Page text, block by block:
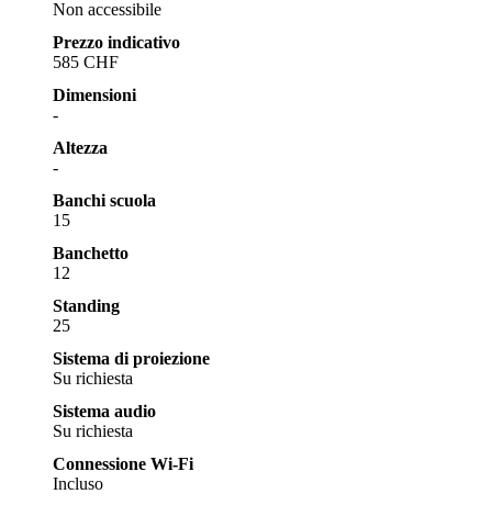
Non accessibile
Prezzo indicativo
585 CHF
Dimensioni
-
Altezza
-
Banchi scuola
15
Banchetto
12
Standing
25
Sistema di proiezione
Su richiesta
Sistema audio
Su richiesta
Connessione Wi-Fi
Incluso